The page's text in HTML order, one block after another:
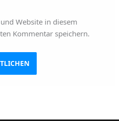
Website in diesem
Kommentar speichern.